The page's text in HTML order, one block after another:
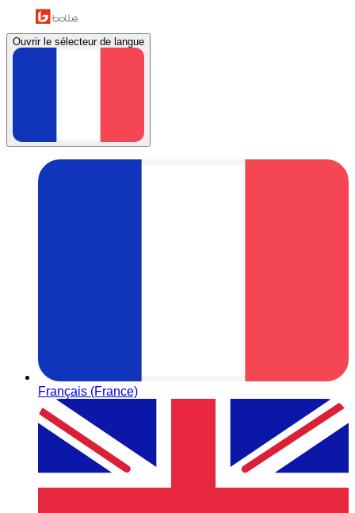
Ouvrir le sélecteur de langue
Français (France)